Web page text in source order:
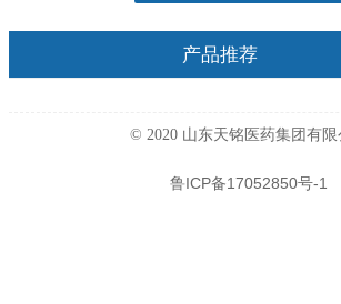
产品推荐
© 2020 山东天铭医药集团有限
鲁ICP备17052850号-1